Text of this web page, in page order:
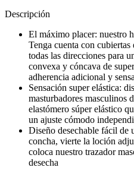
Descripción
El máximo placer: nuestro
Tenga cuenta con
todas las direcciones para
convexa y cóncava de
adherencia adicional y
Sensación super elástica:
masturbadores masculinos
elastómero súper elástico
un ajuste cómodo
Diseño desechable fácil de
concha, vierte la loción
coloca nuestro trazador
desecha